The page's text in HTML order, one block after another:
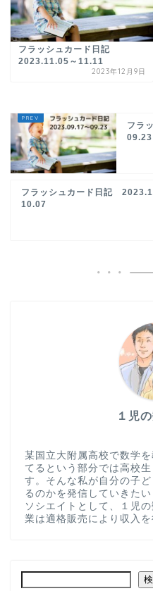
フラッシュカード日記
2023.11.05～11.11
2023年12月9日
フラ
09.23
フラッシュカード日記
10.07
１児
某国立大附属高校で数学
てるという部分では高校
す。そんな私が自分の子
るのかを発信していきた
ソシエイトとして、１児
業は適格販売により収入を